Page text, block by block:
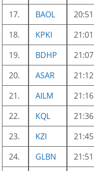
17.
BAOL 20:51
18.
KPKI 21:01
19.
BDHP 21:07
20.
ASAR 21:12
21.
AILM 21:16
22.
KQL 21:36
23.
KZI 21:45
24.
GLBN 21:51